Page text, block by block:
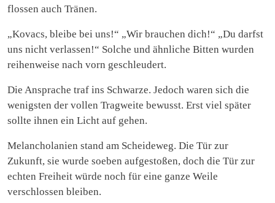
flossen auch Tränen.
„Kovacs, bleibe bei uns!“ „Wir brauchen dich!“ „Du darfst
uns nicht verlassen!“ Solche und ähnliche Bitten wurden
reihenweise nach vorn geschleudert.
Die Ansprache traf ins Schwarze. Jedoch waren sich die
wenigsten der vollen Tragweite bewusst. Erst viel später
sollte ihnen ein Licht auf gehen.
Melancholanien stand am Scheideweg. Die Tür zur
Zukunft, sie wurde soeben aufgestoßen, doch die Tür zur
echten Freiheit würde noch für eine ganze Weile
verschlossen bleiben.